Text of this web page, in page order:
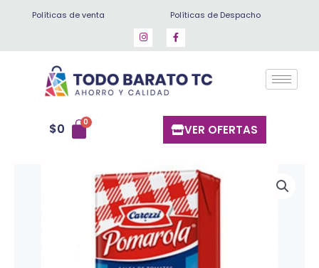
Políticas de venta Políticas de Despacho
$0 VER OFERTAS